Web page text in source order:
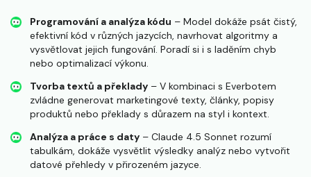
Programování a analýza kódu – Model dokáže psát čistý,
efektivní kód v různých jazycích, navrhovat algoritmy a
vysvětlovat jejich fungování. Poradí si i s laděním chyb
nebo optimalizací výkonu.
Tvorba textů a překlady – V kombinaci s Everbotem
zvládne generovat marketingové texty, články, popisy
produktů nebo překlady s důrazem na styl i kontext.
Analýza a práce s daty – Claude 4.5 Sonnet rozumí
tabulkám, dokáže vysvětlit výsledky analýz nebo vytvořit
datové přehledy v přirozeném jazyce.